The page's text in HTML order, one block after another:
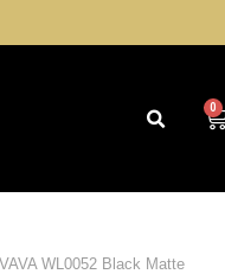
0
WL0052 Black Matte